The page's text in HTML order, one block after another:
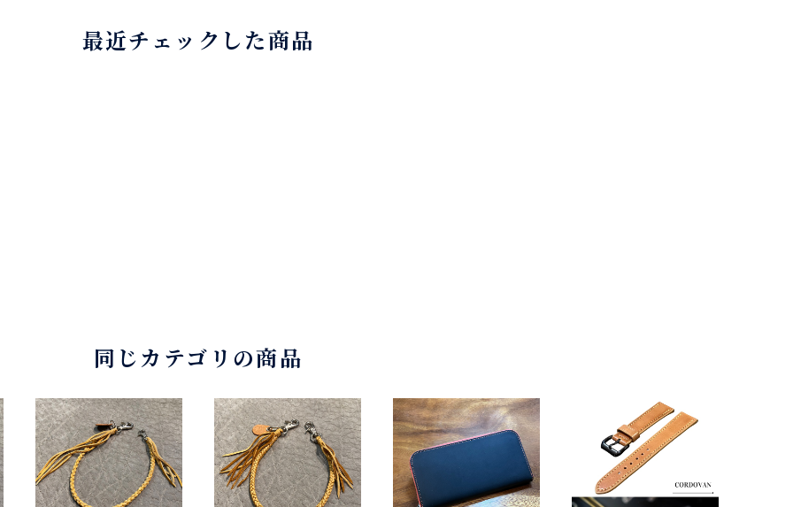
最近チェックした商品
同じカテゴリの商品